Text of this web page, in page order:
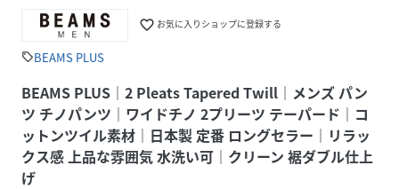
favorite_border お気に入りショップに登録する
sellBEAMS PLUS
BEAMS PLUS｜2 Pleats Tapered Twill｜メンズ パン
ツ チノパンツ｜ワイドチノ 2プリーツ テーパード｜コ
ットンツイル素材｜日本製 定番 ロングセラー｜リラッ
クス感 上品な雰囲気 水洗い可｜クリーン 裾ダブル仕上
げ